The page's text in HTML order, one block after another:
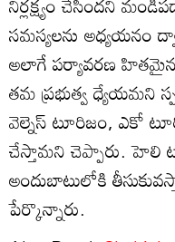
సమస్యలను అధ్యయనం
అలాగే పర్యావరణ
తమ ప్రభుత్వ ధ్యేయమని
వెల్నెస్ టూరిజం, ఎకో
చేస్తామని చెప్పారు. హెలి
అందుబాటులోకి
పేర్కొన్నారు.